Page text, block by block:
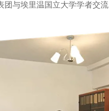
团与埃里温国立大学学者交流